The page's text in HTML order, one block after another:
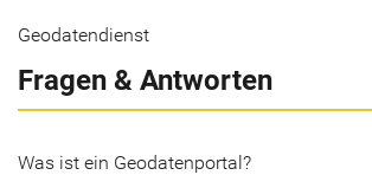
Geodatendienst
Fragen & Antworten
Was ist ein Geodatenportal?